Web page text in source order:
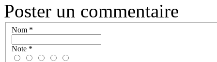
Poster un commentaire
Nom *
Note *